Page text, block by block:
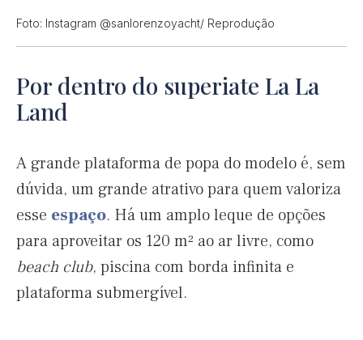
Foto: Instagram @sanlorenzoyacht/ Reprodução
Por dentro do superiate La La
Land
A grande plataforma de popa do modelo é, sem
dúvida, um grande atrativo para quem valoriza
esse espaço. Há um amplo leque de opções
para aproveitar os 120 m² ao ar livre, como
beach club, piscina com borda infinita e
plataforma submergível.